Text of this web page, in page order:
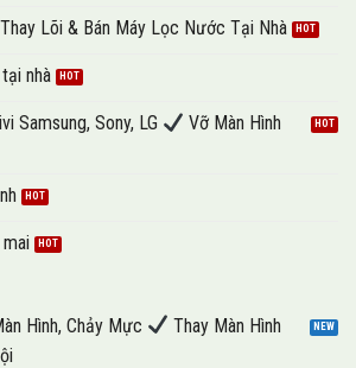
Thay Lõi & Bán Máy Lọc Nước Tại Nhà
nhà
Samsung, Sony, LG
Vỡ Màn Hình
Hình, Chảy Mực
Thay Màn Hình